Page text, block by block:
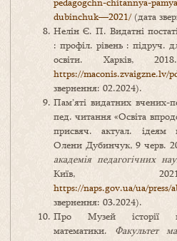
dubinchuk—2021/(дата
Нелін Є. П. Видатні
: профіл. рівень : підруч.
освіти. Харків,
https://maconis.zvaigzne.lv/
звернення: 02.2024).
Пам’яті видатних вчених-
пед. читання «Освіта
присвяч. актуал. ідеям
Олени Дубинчук, 9 черв.
академія педагогічних
Київ,
https://naps.gov.ua/ua/press/
звернення: 03.2024).
Про Музей історії
математики. Факультет